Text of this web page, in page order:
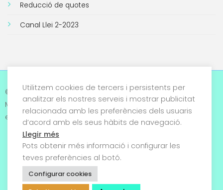
Reducció de quotes
Canal Llei 2-2023
© 2026 Col·legi Oficial de
Metges de Tarragona. Tots
els drets reservats
Avís legal i Política de
privacitat
Termes i condicions
Política de cookies
Utilitzem cookies de tercers i persistents per
analitzar els nostres serveis i mostrar publicitat
relacionada amb les preferències dels usuaris
d’acord amb els seus hàbits de navegació.
Llegir més
Pots obtenir més informació i configurar les
teves preferències al botó.
Configurar cookies